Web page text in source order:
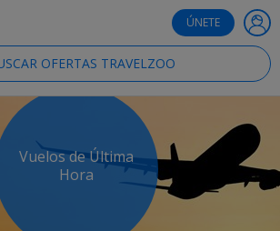
ÚNETE
OFERTAS TRAVELZOO
Vuelos de Última
Hora